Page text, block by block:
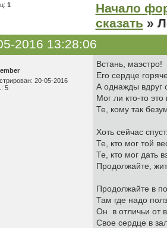
1
Начало
сказать »
2016 13:28:06
20-05-2016
5
Встань, маэстро!
Его сердце
А однажды вдруг
Мог ли кто-то
Те, кому так
Хоть сейчас
Те, кто мог той
Те, кто мог дать
Продолжайте,
Продолжайте в
Там где надо
Он в отличьи от
Свое сердце в